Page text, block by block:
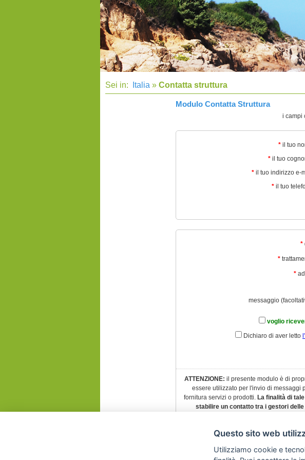
Sei in: Italia » Contatta struttura
Modulo Contatta Struttura
i campi
* il tuo
* il tuo
* il tuo indirizzo e-
* il tuo
*
*
*
messaggio
voglio
Dichiaro di aver letto
ATTENZIONE: il presente modulo è di
essere utilizzato per l'invio di messaggi
fornitura servizi o prodotti. La finalità di
stabilire un contatto tra i gestori
Questo sito web
Utilizziamo cookie e